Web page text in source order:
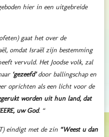
hier in een uitgebreide
gaat het over de
omdat Israël zijn bestemming
vervuld. Het Joodse volk, zal
‘gezeefd’door ballingschap en
oprichten als een licht voor de
worden uit hun land, dat
uw God. “
eindigt met de zin “Weest u dan